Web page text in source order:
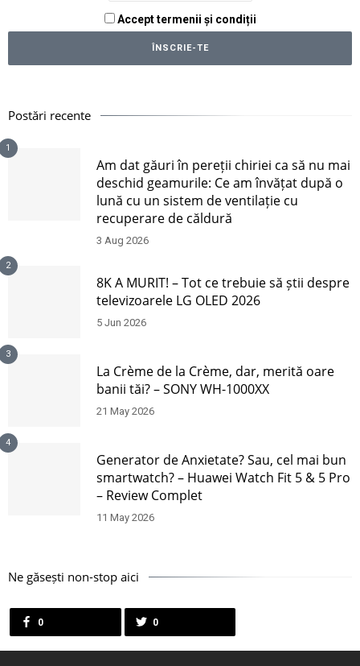
Accept termenii și condiții
Postări recente
1
Am dat găuri în pereții chiriei ca să nu mai
deschid geamurile: Ce am învățat după o
lună cu un sistem de ventilație cu
recuperare de căldură
3 Aug 2026
2
8K A MURIT! – Tot ce trebuie să știi despre
televizoarele LG OLED 2026
5 Jun 2026
3
La Crème de la Crème, dar, merită oare
banii tăi? – SONY WH-1000XX
21 May 2026
4
Generator de Anxietate? Sau, cel mai bun
smartwatch? – Huawei Watch Fit 5 & 5 Pro
– Review Complet
11 May 2026
Ne găsești non-stop aici
0 0